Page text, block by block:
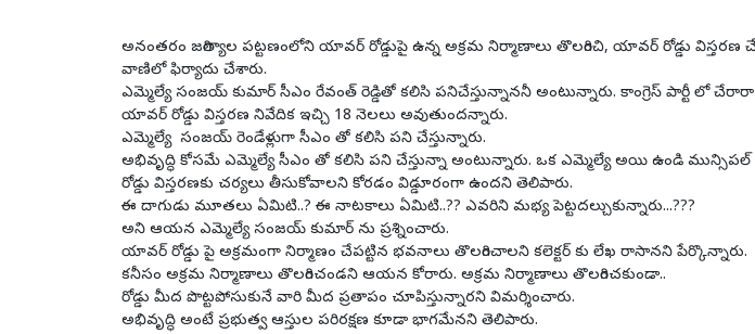
అనంతరం జగిత్యాల పట్టణంలోని యావర్ రోడ్డుపై ఉన్న అక్రమ నిర్మాణాలు తొలగించి, యావర్ రోడ్డు విస్తరణ
వాణిలో ఫిర్యాదు చేశారు.
ఎమ్మెల్యే సంజయ్ కుమార్ సీఎం రేవంత్ రెడ్డితో కలిసి పనిచేస్తున్నాననీ అంటున్నారు. కాంగ్రెస్ పార్టీ లో
యావర్ రోడ్డు విస్తరణ నివేదిక ఇచ్చి 18 నెలలు అవుతుందన్నారు.
ఎమ్మెల్యే సంజయ్ రెండేళ్లుగా సీఎం తో కలిసి పని చేస్తున్నారు.
అభివృద్ధి కోసమే ఎమ్మెల్యే సీఎం తో కలిసి పని చేస్తున్నా అంటున్నారు. ఒక ఎమ్మెల్యే అయి ఉండి
రోడ్డు విస్తరణకు చర్యలు తీసుకోవాలని కోరడం విడ్డూరంగా ఉందని తెలిపారు.
ఈ దాగుడు మూతలు ఏమిటి..? ఈ నాటకాలు ఏమిటి..?? ఎవరిని మభ్య పెట్టదల్చుకున్నారు...???
అని ఆయన ఎమ్మెల్యే సంజయ్ కుమార్ ను ప్రశ్నించారు.
యావర్ రోడ్డు పై అక్రమంగా నిర్మాణం చేపట్టిన భవనాలు తొలగించాలని కలెక్టర్ కు లేఖ రాసానని పేర్కొన్నారు.
కనీసం అక్రమ నిర్మాణాలు తొలగించండని ఆయన కోరారు. అక్రమ నిర్మాణాలు తొలగించకుండా..
రోడ్డు మీద పొట్టపోసుకునే వారి మీద ప్రతాపం చూపిస్తున్నారని విమర్శించారు.
అభివృద్ధి అంటే ప్రభుత్వ ఆస్తుల పరిరక్షణ కూడా భాగమేనని తెలిపారు.